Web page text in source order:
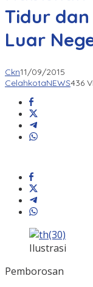
Tidur
Luar
Ckn11/09/2015
CelahkotaNEWS436
Ilustrasi
Pemborosan